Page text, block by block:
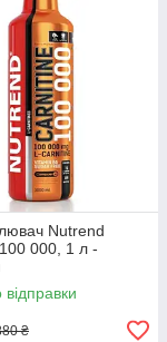
Nutrend
000, 1 л -
₴